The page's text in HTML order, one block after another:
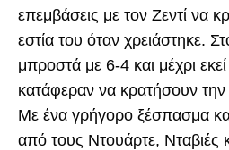
επεμβάσεις με τον Ζεντί να
εστία του όταν χρειάστηκε.
μπροστά με 6-4 και μέχρι
κατάφεραν να κρατήσουν
Με ένα γρήγορο ξέσπασμα
από τους Ντουάρτε, Νταβιές